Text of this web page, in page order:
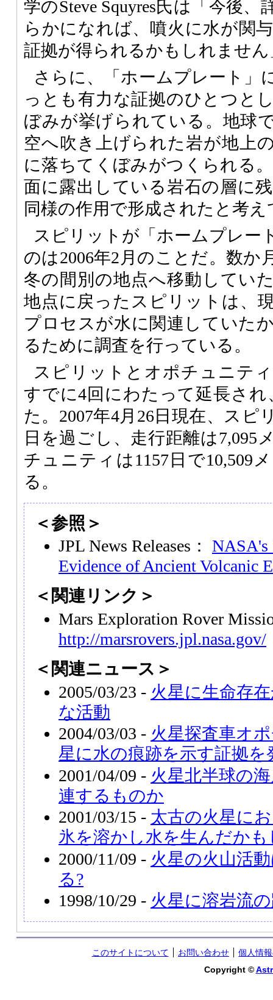
学のSteve Squyres氏は「今後
らかになれば、噴火に水が関
証拠が得られるかもしれませ
さらに、「ホームプレート」
っとも有力な証拠のひとつと
ぼみが挙げられている。地球
空へ吹き上げられた岩が地上
に落ちてくぼみがつくられる
面に露出している岩石の層に
同様の作用で形成されたと考え
スピリットが「ホームプレー
のは2006年2月のことだ。数か
冬の間別の地点へ移動してい
地点に戻ったスピリットは、
プロセスが水に関連していた
るために調査を行っている。
スピリットとオポチュニテ
すでに4回にわたって延長され
た。2007年4月26日現在、スピ
日を過ごし、走行距離は7,095
チュニティは1157日で10,509
る。
＜参照＞
JPL News Releases： NASA's
Evidence of Ancient Volcanic
＜関連リンク＞
Mars Exploration Rover
http://marsrovers.jpl.nasa.gov/
＜関連ニュース＞
2005/03/23 - 火星に生命存
な活動
2004/03/03 - 火星探査車オ
星に水の痕跡を示す証拠を
2001/04/09 - 火星北半球の
連するものか
2001/03/15 - 太古の火星に
氷を溶かし水を生んだか
2000/11/09 - 火星の火山活
る?
1998/10/29 - 火星に溶岩流
このサイトについて お問い合わせ
個人情
Copyright ©